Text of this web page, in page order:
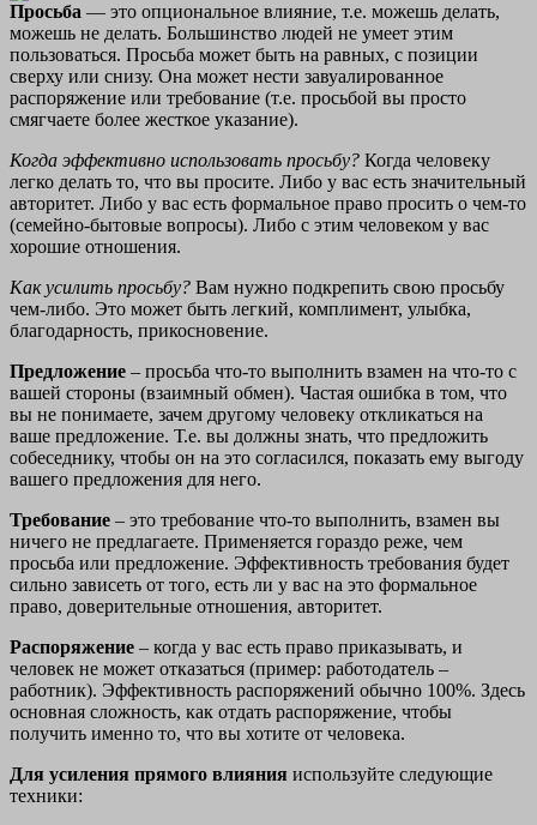
Просьба — это опциональное влияние, т.е. можешь делать,
можешь не делать. Большинство людей не умеет этим
пользоваться. Просьба может быть на равных, с позиции
сверху или снизу. Она может нести завуалированное
распоряжение или требование (т.е. просьбой вы просто
смягчаете более жесткое указание).
Когда эффективно использовать просьбу? Когда человеку
легко делать то, что вы просите. Либо у вас есть значительный
авторитет. Либо у вас есть формальное право просить о чем-то
(семейно-бытовые вопросы). Либо с этим человеком у вас
хорошие отношения.
Как усилить просьбу? Вам нужно подкрепить свою просьбу
чем-либо. Это может быть легкий, комплимент, улыбка,
благодарность, прикосновение.
Предложение – просьба что-то выполнить взамен на что-то с
вашей стороны (взаимный обмен). Частая ошибка в том, что
вы не понимаете, зачем другому человеку откликаться на
ваше предложение. Т.е. вы должны знать, что предложить
собеседнику, чтобы он на это согласился, показать ему выгоду
вашего предложения для него.
Требование – это требование что-то выполнить, взамен вы
ничего не предлагаете. Применяется гораздо реже, чем
просьба или предложение. Эффективность требования будет
сильно зависеть от того, есть ли у вас на это формальное
право, доверительные отношения, авторитет.
Распоряжение – когда у вас есть право приказывать, и
человек не может отказаться (пример: работодатель –
работник). Эффективность распоряжений обычно 100%. Здесь
основная сложность, как отдать распоряжение, чтобы
получить именно то, что вы хотите от человека.
Для усиления прямого влияния используйте следующие
техники: